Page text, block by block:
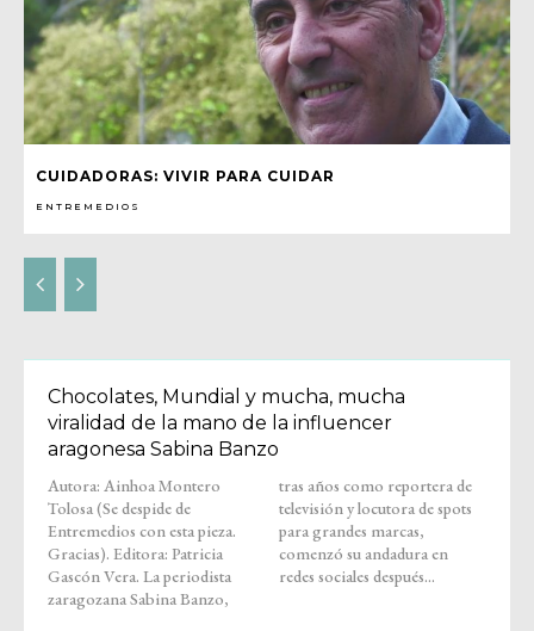
CUIDADORAS: VIVIR PARA CUIDAR
ENTREMEDIOS
Chocolates, Mundial y mucha, mucha
viralidad de la mano de la influencer
aragonesa Sabina Banzo
Autora: Ainhoa Montero
Tolosa (Se despide de
Entremedios con esta pieza.
Gracias). Editora: Patricia
Gascón Vera. La periodista
zaragozana Sabina Banzo,
tras años como reportera de
televisión y locutora de spots
para grandes marcas,
comenzó su andadura en
redes sociales después...